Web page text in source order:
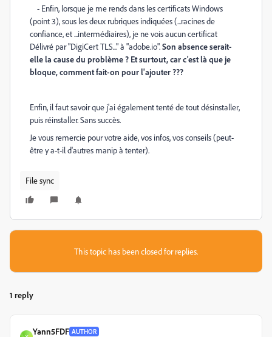
- Enfin, lorsque je me rends dans les certificats Windows
(point 3), sous les deux rubriques indiquées (...racines de
confiance, et ...intermédiaires), je ne vois aucun certificat
Délivré par "DigiCert TLS..." à "adobe.io".Son absence serait-
elle la cause du problème ? Et surtout, car c'est là que je
bloque, comment fait-on pour l'ajouter ???
Enfin, il faut savoir que j'ai également tenté de tout désinstaller,
puis réinstaller. Sans succès.
Je vous remercie pour votre aide, vos infos, vos conseils (peut-
être y a-t-il d'autres manip à tenter).
File sync
This topic has been closed for replies.
1 reply
Yann5FDF AUTHOR